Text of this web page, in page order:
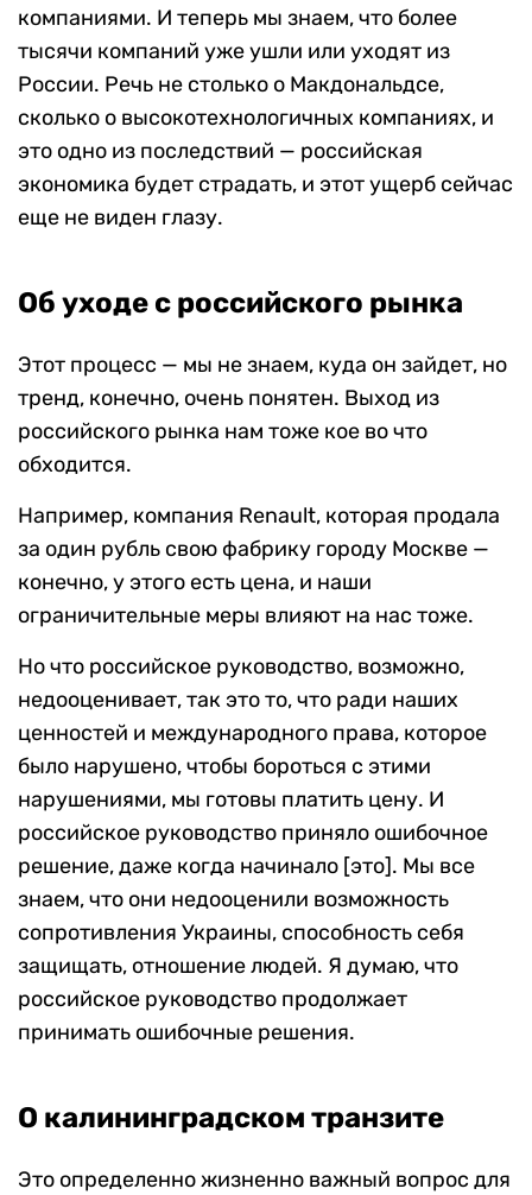
компаниями. И теперь мы знаем, что более
тысячи компаний уже ушли или уходят из
России. Речь не столько о Макдональдсе,
сколько о высокотехнологичных компаниях, и
это одно из последствий — российская
экономика будет страдать, и этот ущерб сейчас
еще не виден глазу.
Об уходе с российского рынка
Этот процесс — мы не знаем, куда он зайдет, но
тренд, конечно, очень понятен. Выход из
российского рынка нам тоже кое во что
обходится.
Например, компания Renault, которая продала
за один рубль свою фабрику городу Москве —
конечно, у этого есть цена, и наши
ограничительные меры влияют на нас тоже.
Но что российское руководство, возможно,
недооценивает, так это то, что ради наших
ценностей и международного права, которое
было нарушено, чтобы бороться с этими
нарушениями, мы готовы платить цену. И
российское руководство приняло ошибочное
решение, даже когда начинало [это]. Мы все
знаем, что они недооценили возможность
сопротивления Украины, способность себя
защищать, отношение людей. Я думаю, что
российское руководство продолжает
принимать ошибочные решения.
О калининградском транзите
Это определенно жизненно важный вопрос для